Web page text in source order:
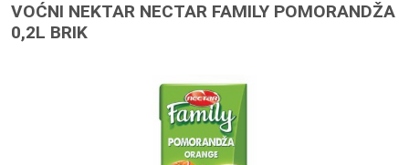
VOĆNI NEKTAR NECTAR FAMILY POMORANDŽA
0,2L BRIK